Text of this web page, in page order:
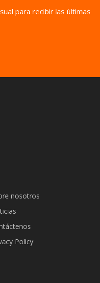
para recibir las últimas
nosotros
Policy